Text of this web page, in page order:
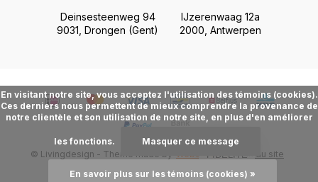
Deinsesteenweg 94
9031, Drongen (Gent)
IJzerenwaag 12a
2000, Antwerpen
© Livingdesign - Theme made by Webdinge.nl Plan du site
En visitant notre site, vous acceptez l'utilisation des témoins (cookies).
Ces derniers nous permettent de mieux comprendre la provenance de
notre clientèle et son utilisation de notre site, en plus d'en améliorer
les fonctions. Masquer ce message
En savoir plus sur les témoins (cookies) »
FIDÉLITÉ